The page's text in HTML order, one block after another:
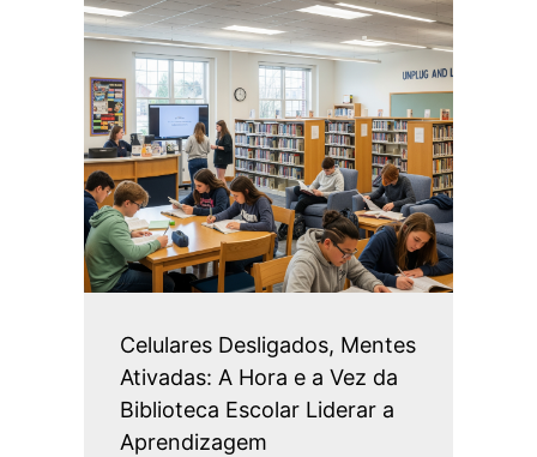
Celulares Desligados, Mentes
Ativadas: A Hora e a Vez da
Biblioteca Escolar Liderar a
Aprendizagem